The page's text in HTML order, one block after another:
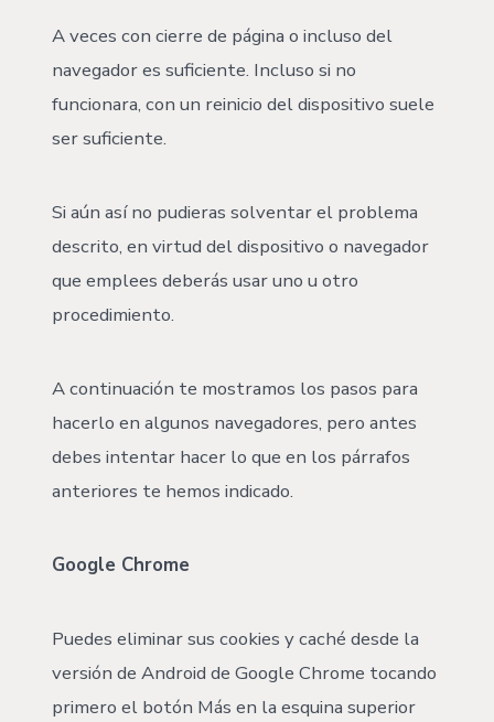
A veces con cierre de página o incluso del
navegador es suficiente. Incluso si no
funcionara, con un reinicio del dispositivo suele
ser suficiente.
Si aún así no pudieras solventar el problema
descrito, en virtud del dispositivo o navegador
que emplees deberás usar uno u otro
procedimiento.
A continuación te mostramos los pasos para
hacerlo en algunos navegadores, pero antes
debes intentar hacer lo que en los párrafos
anteriores te hemos indicado.
Google Chrome
Puedes eliminar sus cookies y caché desde la
versión de Android de Google Chrome tocando
primero el botón Más en la esquina superior